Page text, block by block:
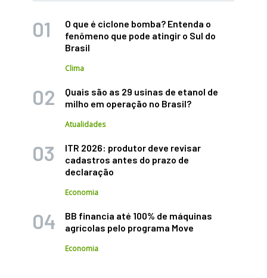
O que é ciclone bomba? Entenda o
fenômeno que pode atingir o Sul do
Brasil
Clima
Quais são as 29 usinas de etanol de
milho em operação no Brasil?
Atualidades
ITR 2026: produtor deve revisar
cadastros antes do prazo de
declaração
Economia
BB financia até 100% de máquinas
agrícolas pelo programa Move
Economia